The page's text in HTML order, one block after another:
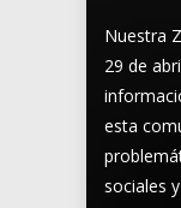
Nuestra
29 de
esta
sociales